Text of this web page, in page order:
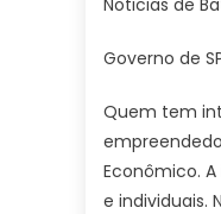
Noticias de
Governo de
Quem tem
Econômico.
e individuais.